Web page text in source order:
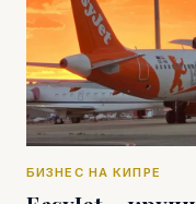
БИЗНЕС НА КИПРЕ